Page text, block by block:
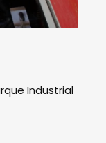
Industrial